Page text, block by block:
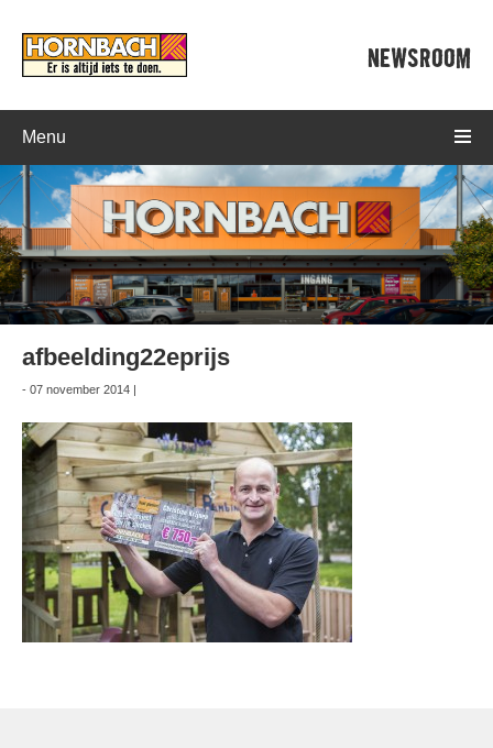
NEWSROOM
Menu
afbeelding22eprijs
- 07 november 2014 |